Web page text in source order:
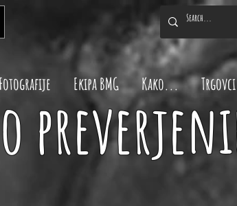
Fotografije Ekipa BMG Kako... Trgovci